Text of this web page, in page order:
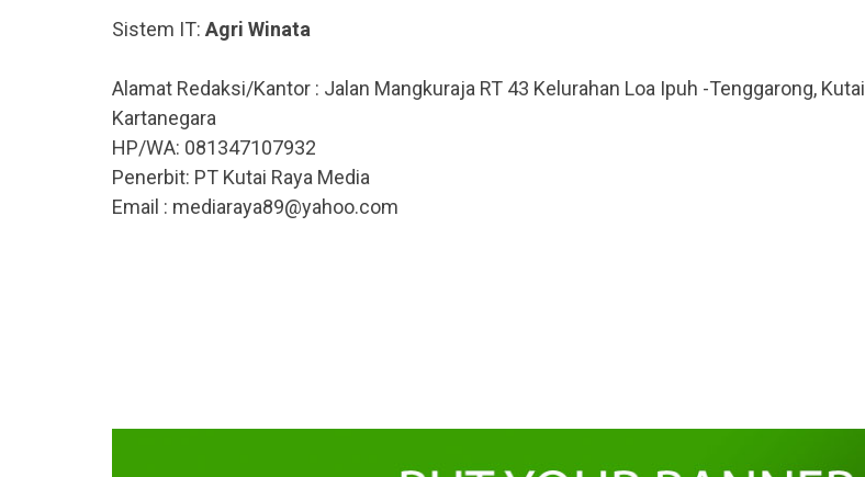
Sistem IT: Agri Winata
Alamat Redaksi/Kantor : Jalan Mangkuraja RT 43 Kelurahan Loa Ipuh -Tenggarong, Kutai
Kartanegara
HP/WA: 081347107932
Penerbit: PT Kutai Raya Media
Email : mediaraya89@yahoo.com